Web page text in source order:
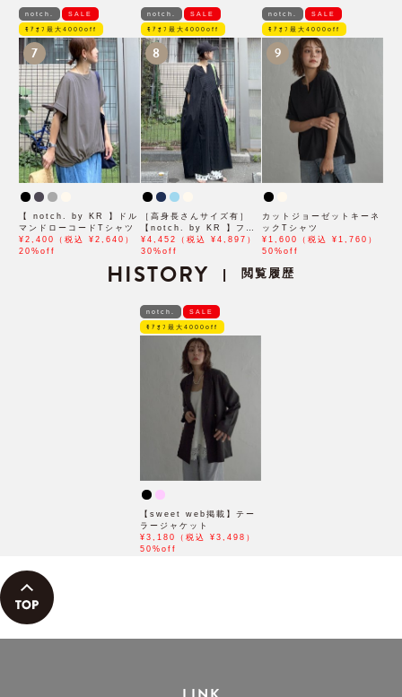
notch. SALE
ﾓｱｵﾌ最大4000off
7
【 notch. by KR 】ドル
マンドローコードTシャツ
¥2,400（税込 ¥2,640）
20%off
notch. SALE
ﾓｱｵﾌ最大4000off
8
［高身長さんサイズ有］
【notch. by KR 】フロ
ント刺繍スキッパーワンピ
ース
¥4,452（税込 ¥4,897）
30%off
notch. SALE
ﾓｱｵﾌ最大4000off
9
カットジョーゼットキーネ
ックTシャツ
¥1,600（税込 ¥1,760）
50%off
HISTORY | 閲覧履歴
notch. SALE
ﾓｱｵﾌ最大4000off
【sweet web掲載】テー
ラージャケット
¥3,180（税込 ¥3,498）
50%off